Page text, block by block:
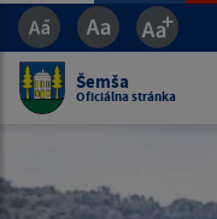
Šemša
Oficiálna stránka